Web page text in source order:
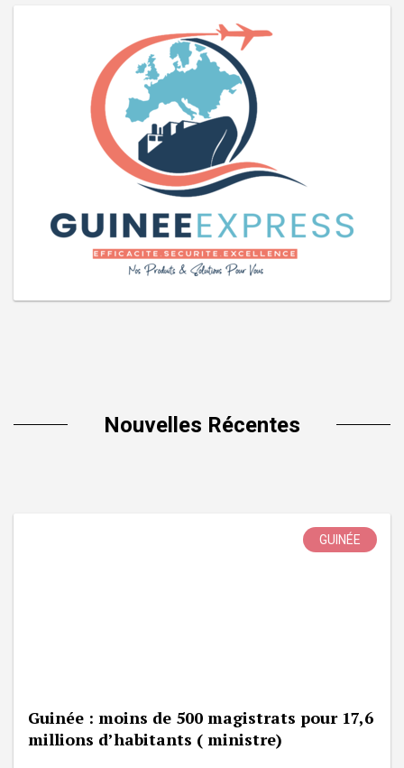
Nouvelles Récentes
GUINÉE
Guinée : moins de 500 magistrats pour 17,6
millions d’habitants ( ministre)